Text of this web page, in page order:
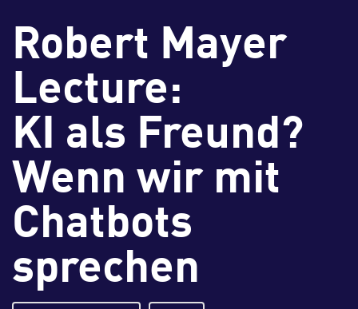
Robert Mayer
Lecture:
KI als Freund?
Wenn wir mit
Chatbots
sprechen